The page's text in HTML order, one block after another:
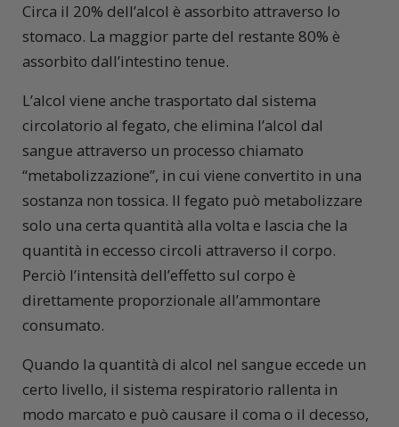
Circa il 20% dell’alcol è assorbito attraverso lo
stomaco. La maggior parte del restante 80% è
assorbito dall’intestino tenue.
L’alcol viene anche trasportato dal sistema
circolatorio al fegato, che elimina l’alcol dal
sangue attraverso un processo chiamato
“metabolizzazione”, in cui viene convertito in una
sostanza non tossica. Il fegato può metabolizzare
solo una certa quantità alla volta e lascia che la
quantità in eccesso circoli attraverso il corpo.
Perciò l’intensità dell’effetto sul corpo è
direttamente proporzionale all’ammontare
consumato.
Quando la quantità di alcol nel sangue eccede un
certo livello, il sistema respiratorio rallenta in
modo marcato e può causare il coma o il decesso,